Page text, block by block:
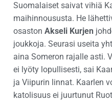
Suomalaiset saivat vihiä
maihinnoususta. He
osaston Akseli Kurjen
joukkoja. Seurasi useita
aina Someron rajalle asti.
ei lyöty lopullisesti, sai
ja Viipurin linnat. Kaarlen
katolisuus ei juurtunut